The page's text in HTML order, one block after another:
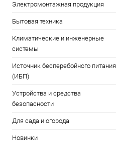
Электромонтажная продукция
Бытовая техника
Климатические и инженерные
системы
Источник бесперебойного питания
(ИБП)
Устройства и средства
безопасности
Для сада и огорода
Новинки